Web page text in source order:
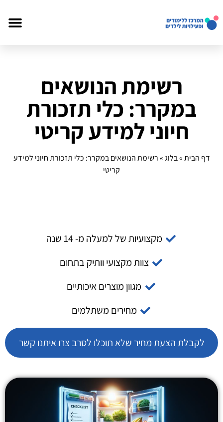
רשימת הנושאים
במקרר: כלי תזכורת
חיוני למידע קריטי
דף הבית»בלוג»רשימת הנושאים במקרר: כלי תזכורת חיוני למידע
קריטי
מקצועיות של למעלה מ- 14 שנה
צוות מקצועי וותיק בתחום
מגוון מוצרים איכותיים
מחירים משתלמים
לקבלת הצעת מחיר שלא תוכלו לסרב צרו איתנו קשר